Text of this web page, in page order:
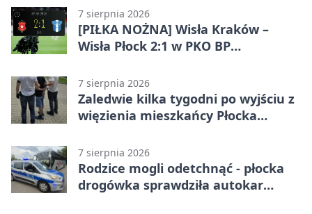
7 sierpnia 2026
[PIŁKA NOŻNA] Wisła Kraków –
Wisła Płock 2:1 w PKO BP
rozstrzygnęli mecz przed przerwą
7 sierpnia 2026
Zaledwie kilka tygodni po wyjściu z
więzienia mieszkańcy Płocka
7 sierpnia 2026
Rodzice mogli odetchnąć - płocka
drogówka sprawdziła autokar